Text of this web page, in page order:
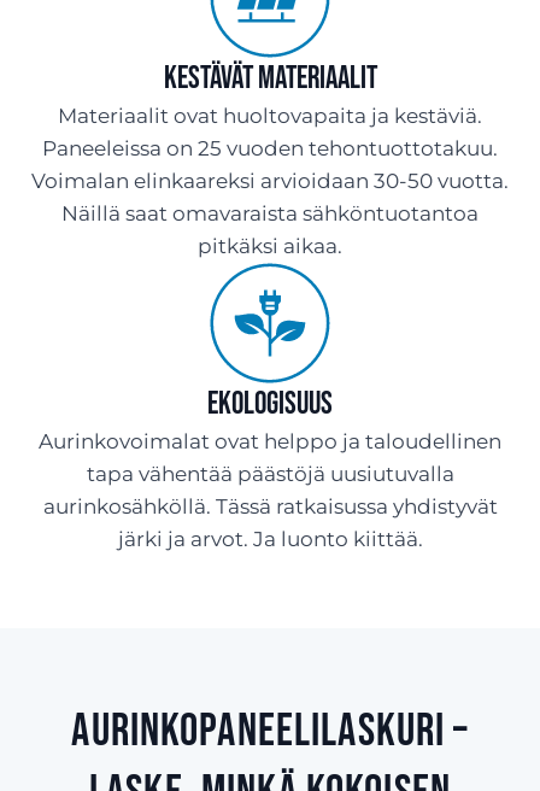
Kestävät materiaalit
Materiaalit ovat huoltovapaita ja kestäviä.
Paneeleissa on 25 vuoden tehontuottotakuu.
Voimalan elinkaareksi arvioidaan 30-50 vuotta.
Näillä saat omavaraista sähköntuotantoa
pitkäksi aikaa.
Ekologisuus
Aurinkovoimalat ovat helppo ja taloudellinen
tapa vähentää päästöjä uusiutuvalla
aurinkosähköllä. Tässä ratkaisussa yhdistyvät
järki ja arvot. Ja luonto kiittää.
Aurinkopaneelilaskuri –